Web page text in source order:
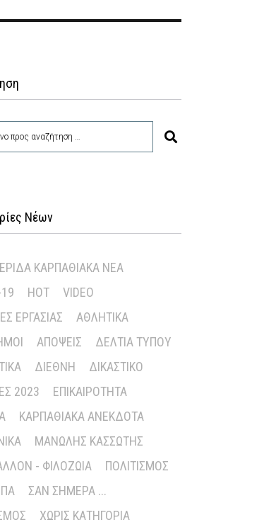
Νέων
ΚΑΡΠΑΘΙΑΚΆ ΝΈΑ
HOT
VIDEO
ΕΡΓΑΣΊΑΣ
ΑΘΛΗΤΙΚΆ
ΑΠΌΨΕΙΣ
ΔΕΛΤΊΑ ΤΎΠΟΥ
ΔΙΕΘΝΉ
ΔΙΚΑΣΤΙΚΌ
2023
ΕΠΙΚΑΙΡΌΤΗΤΑ
ΚΑΡΠΑΘΙΑΚΆ ΑΝΈΚΔΟΤΑ
ΜΑΝΏΛΗΣ ΚΑΣΣΏΤΗΣ
- ΦΙΛΟΖΩΊΑ
ΠΟΛΙΤΙΣΜΌΣ
ΣΑΝ ΣΉΜΕΡΑ ...
ΧΩΡΊΣ ΚΑΤΗΓΟΡΊΑ